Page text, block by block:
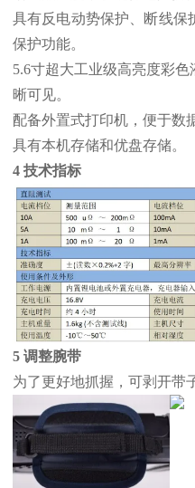
具有反电动势保护、断线保
保护功能。
5.6寸超大工业级高亮度彩
晰可见。
配备外置式打印机，便于数
具有本机存储和优盘存储。
4 技术指标
5 调整腕带
为了更好地抓握，可剥开带